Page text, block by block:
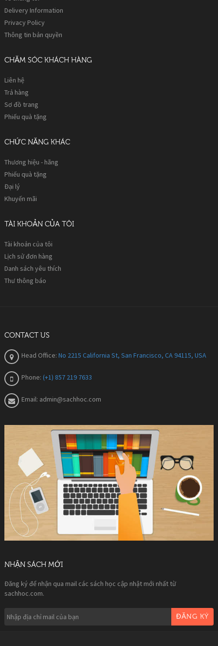
Delivery Information
Privacy Policy
Thông tin bản quyền
CHĂM SÓC KHÁCH HÀNG
Liên hệ
Trả hàng
Sơ đồ trang
Phiếu quà tặng
CHỨC NĂNG KHÁC
Thương hiệu - hãng
Phiếu quà tặng
Đại lý
Khuyến mãi
TÀI KHOẢN CỦA TÔI
Tài khoản của tôi
Lịch sử đơn hàng
Danh sách yêu thích
Thư thông báo
CONTACT US
Head Office: No 2215 California St, San Francisco, CA 94115, USA
Phone: (+1) 857 219 7633
Email: admin@sachhoc.com
NHẬN SÁCH MỚI
Đăng ký để nhận qua mail các sách học cập nhật mới nhất từ
sachhoc.com.
ĐĂNG KÝ